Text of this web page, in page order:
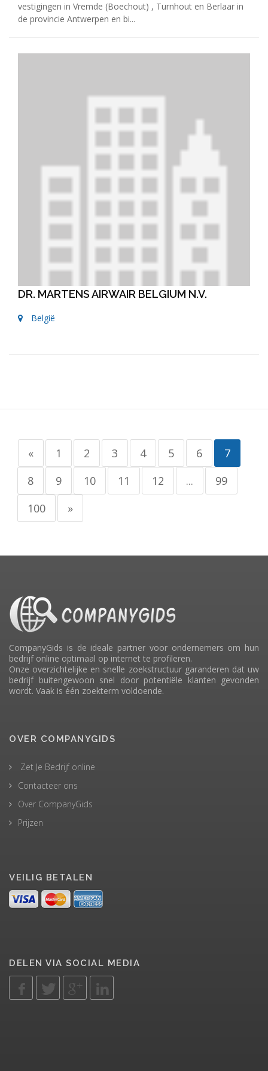
vestigingen in Vremde (Boechout) , Turnhout en Berlaar in
de provincie Antwerpen en bi...
DR. MARTENS AIRWAIR BELGIUM N.V.
België
« 1 2 3 4 5 6
7
8
9 10 11 12 ...
99
100
»
CompanyGids is de ideale partner voor ondernemers om hun
bedrijf online optimaal op internet te profileren.
Onze overzichtelijke en snelle zoekstructuur garanderen dat uw
bedrijf buitengewoon snel door potentiële klanten gevonden
wordt. Vaak is één zoekterm voldoende.
OVER COMPANYGIDS
Zet Je Bedrijf online
Contacteer ons
Over CompanyGids
Prijzen
VEILIG BETALEN
DELEN VIA SOCIAL MEDIA